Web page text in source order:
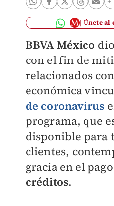
Únete al
BBVA México
con el fin de
relacionados
económica
de coronavirus
programa, que
disponible para
clientes,
gracia en el
créditos.